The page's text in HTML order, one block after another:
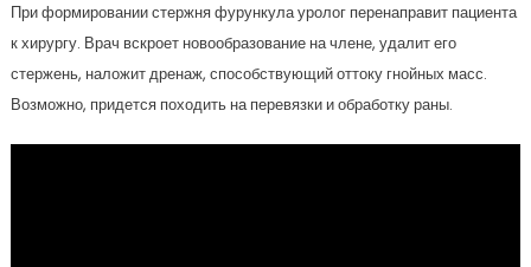
При формировании стержня фурункула уролог перенаправит пациента
к хирургу. Врач вскроет новообразование на члене, удалит его
стержень, наложит дренаж, способствующий оттоку гнойных масс.
Возможно, придется походить на перевязки и обработку раны.